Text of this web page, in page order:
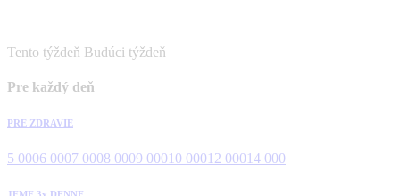
Tento týždeň Budúci týždeň
Pre každý deň
PRE ZDRAVIE
5 0006 0007 0008 0009 00010 00012 00014 000